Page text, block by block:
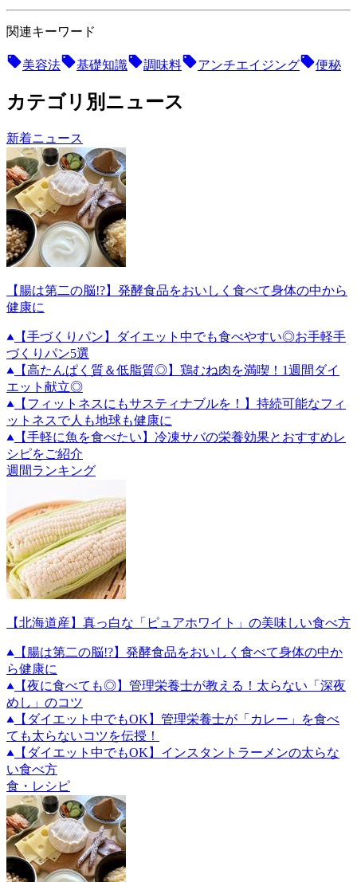
関連キーワード
美容法 基礎知識 調味料 アンチエイジング 便秘
カテゴリ別ニュース
新着ニュース
【腸は第二の脳!?】発酵食品をおいしく食べて身体の中から
健康に
【手づくりパン】ダイエット中でも食べやすい◎お手軽手
づくりパン5選
【高たんぱく質＆低脂質◎】鶏むね肉を満喫！1週間ダイ
エット献立◎
【フィットネスにもサスティナブルを！】持続可能なフィ
ットネスで人も地球も健康に
【手軽に魚を食べたい】冷凍サバの栄養効果とおすすめレ
シピをご紹介
週間ランキング
【北海道産】真っ白な「ピュアホワイト」の美味しい食べ方
【腸は第二の脳!?】発酵食品をおいしく食べて身体の中か
ら健康に
【夜に食べても◎】管理栄養士が教える！太らない「深夜
めし」のコツ
【ダイエット中でもOK】管理栄養士が「カレー」を食べ
ても太らないコツを伝授！
【ダイエット中でもOK】インスタントラーメンの太らな
い食べ方
食・レシピ